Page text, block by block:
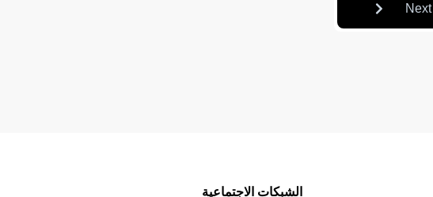
Next
الشبكات الاجتماعية